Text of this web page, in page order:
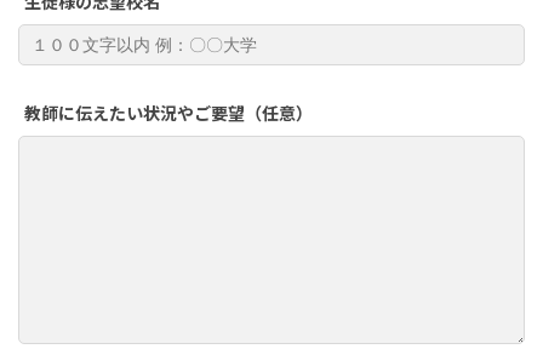
教師に伝えたい状況やご要望（任意）